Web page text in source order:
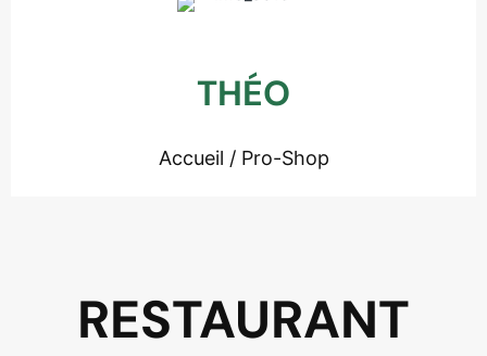
THÉO
Accueil / Pro-Shop
RESTAURANT